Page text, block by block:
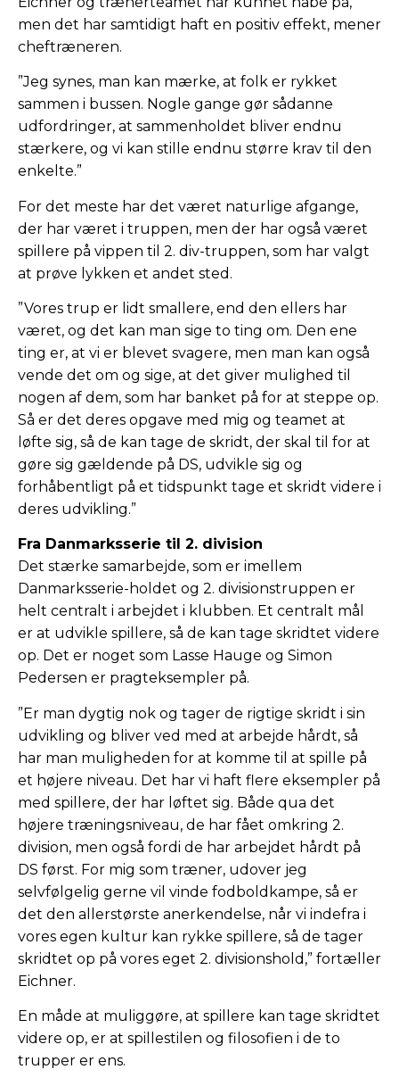
men det har samtidigt haft en positiv effekt, mener
cheftræneren.
”Jeg synes, man kan mærke, at folk er rykket
sammen i bussen. Nogle gange gør sådanne
udfordringer, at sammenholdet bliver endnu
stærkere, og vi kan stille endnu større krav til den
enkelte.”
For det meste har det været naturlige afgange,
der har været i truppen, men der har også været
spillere på vippen til 2. div-truppen, som har valgt
at prøve lykken et andet sted.
”Vores trup er lidt smallere, end den ellers har
været, og det kan man sige to ting om. Den ene
ting er, at vi er blevet svagere, men man kan også
vende det om og sige, at det giver mulighed til
nogen af dem, som har banket på for at steppe op.
Så er det deres opgave med mig og teamet at
løfte sig, så de kan tage de skridt, der skal til for at
gøre sig gældende på DS, udvikle sig og
forhåbentligt på et tidspunkt tage et skridt videre i
deres udvikling.”
Fra Danmarksserie til 2. division
Det stærke samarbejde, som er imellem
Danmarksserie-holdet og 2. divisionstruppen er
helt centralt i arbejdet i klubben. Et centralt mål
er at udvikle spillere, så de kan tage skridtet videre
op. Det er noget som Lasse Hauge og Simon
Pedersen er pragteksempler på.
”Er man dygtig nok og tager de rigtige skridt i sin
udvikling og bliver ved med at arbejde hårdt, så
har man muligheden for at komme til at spille på
et højere niveau. Det har vi haft flere eksempler på
med spillere, der har løftet sig. Både qua det
højere træningsniveau, de har fået omkring 2.
division, men også fordi de har arbejdet hårdt på
DS først. For mig som træner, udover jeg
selvfølgelig gerne vil vinde fodboldkampe, så er
det den allerstørste anerkendelse, når vi indefra i
vores egen kultur kan rykke spillere, så de tager
skridtet op på vores eget 2. divisionshold,” fortæller
Eichner.
En måde at muliggøre, at spillere kan tage skridtet
videre op, er at spillestilen og filosofien i de to
trupper er ens.